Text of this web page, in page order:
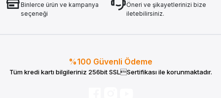
Binlerce ürün ve kampanya
seçeneği
Öneri ve şikayetlerinizi bize
iletebilirsiniz.
%100 Güvenli Ödeme
Tüm kredi kartı bilgileriniz 256bit SSLSertifikası ile korunmaktadır.